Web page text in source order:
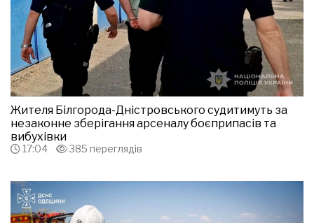
Жителя Білгорода-Дністровського судитимуть за
незаконне зберігання арсеналу боєприпасів та
вибухівки
17:04 385 переглядів